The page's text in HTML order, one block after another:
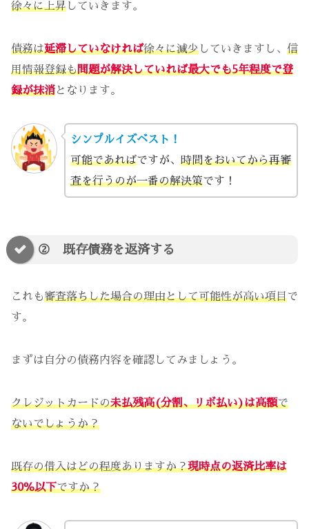
徐々に上昇 していきます。
債務は延滞していなければ徐々に減少 していきますし、 信
用情報登録も問題が解決していれば最大でも5年程度で登
録が抹消となります。
シンプルイズベスト！
可能であればですが、 時間をおいてから再審
査を行うのが一番の解決策です！
② 既存債務を返済する
これも審査落ちした場合の理由として可能性が高い項目で
す。
まずは自分の債務内容を確認してみましょう。
クレジットカードの未払残高(分割、リボ払い)は高額で
ないでしょうか？
既存の借入はどの程度ありますか？現時点の返済比率は
30％以下ですか？